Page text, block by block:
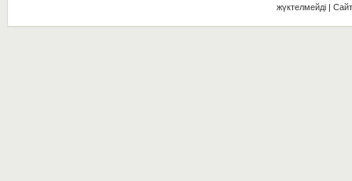
жүктелмейді |